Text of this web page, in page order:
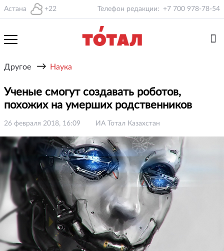
Астана +22 Телефон редакции: +7 700 978-78-54
Другое → Наука
Ученые смогут создавать роботов,
похожих на умерших родственников
26 февраля 2018, 16:09 ИА Тотал Казахстан